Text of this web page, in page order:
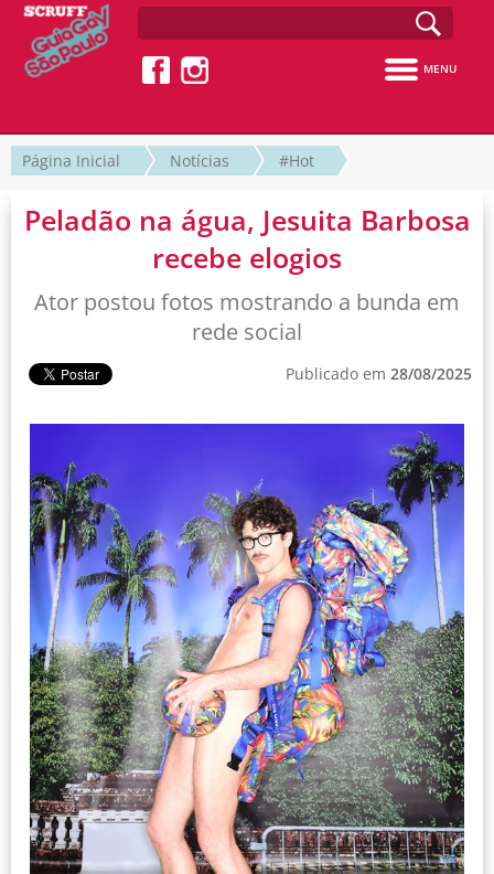
MENU
Página Inicial Notícias #Hot
Peladão na água, Jesuita Barbosa
recebe elogios
Ator postou fotos mostrando a bunda em
rede social
Publicado em 28/08/2025